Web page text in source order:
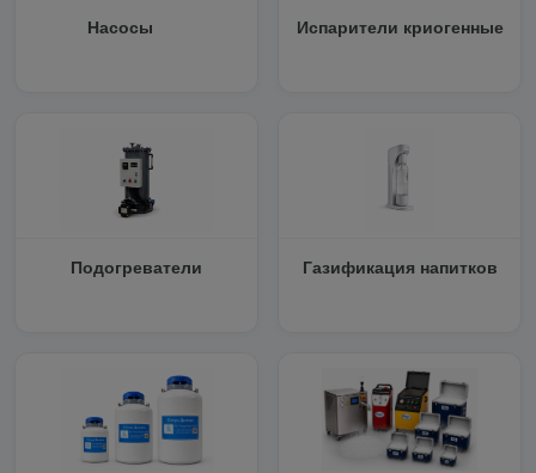
Насосы Испарители криогенные
Подогреватели Газификация напитков